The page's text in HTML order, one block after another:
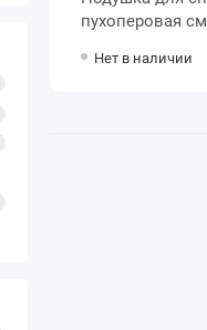
Нет в наличии